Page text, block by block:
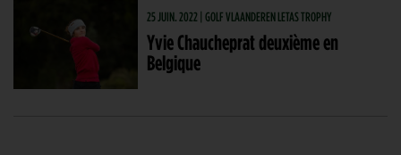
25 JUIN. 2022 | GOLF VLAANDEREN LETAS TROPHY
Yvie Chaucheprat deuxième en
Belgique